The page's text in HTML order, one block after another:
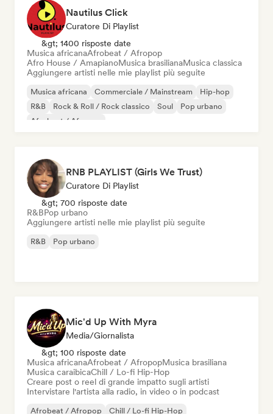
Nautilus Click
Curatore Di Playlist
&gt; 1400 risposte date
Musica africanaAfrobeat / Afropop
Afro House / AmapianoMusica brasilianaMusica classica
Aggiungere artisti nelle mie playlist più seguite
Musica africana Commerciale / Mainstream
Hip-hop
R&B
Rock & Roll / Rock classico Soul
Pop urbano
Afrobeat / Afropop
RNB PLAYLIST (Girls We Trust)
Curatore Di Playlist
&gt; 700 risposte date
R&BPop urbano
Aggiungere artisti nelle mie playlist più seguite
R&B Pop urbano
Mic'd Up With Myra
Media/Giornalista
&gt; 100 risposte date
Musica africanaAfrobeat / AfropopMusica brasiliana
Musica caraibicaChill / Lo-fi Hip-Hop
Creare post o reel di grande impatto sugli artisti
Intervistare l'artista alla radio, in video o in podcast
Afrobeat / Afropop Chill / Lo-fi Hip-Hop